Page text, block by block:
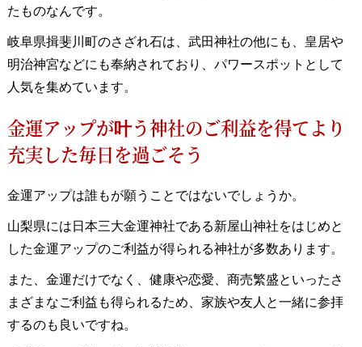
たものなんです。
岐阜県揖斐川町のさざれ石は、武田神社の他にも、皇居や
明治神宮などにも奉納されており、パワースポットとして
人気を集めています。
金運アップが叶う神社のご利益を得てより
充実した毎日を過ごそう
金運アップは誰もが願うことではないでしょうか。
山梨県には日本三大金運神社である新屋山神社をはじめと
した金運アップのご利益が得られる神社が多数あります。
また、金運だけでなく、健康や恋愛、商売繁盛といったさ
まざまなご利益も得られるため、家族や友人と一緒に参拝
するのも良いですね。